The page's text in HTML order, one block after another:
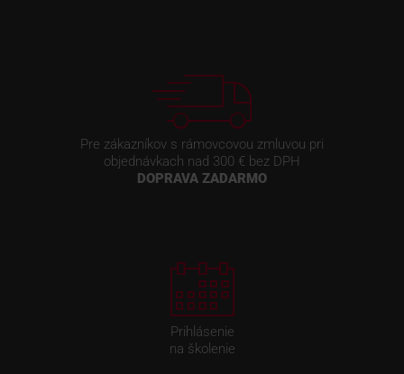
Pre zákazníkov s rámovcovou zmluvou pri
objednávkach nad 300 € bez DPH
DOPRAVA ZADARMO
Prihlásenie
na školenie